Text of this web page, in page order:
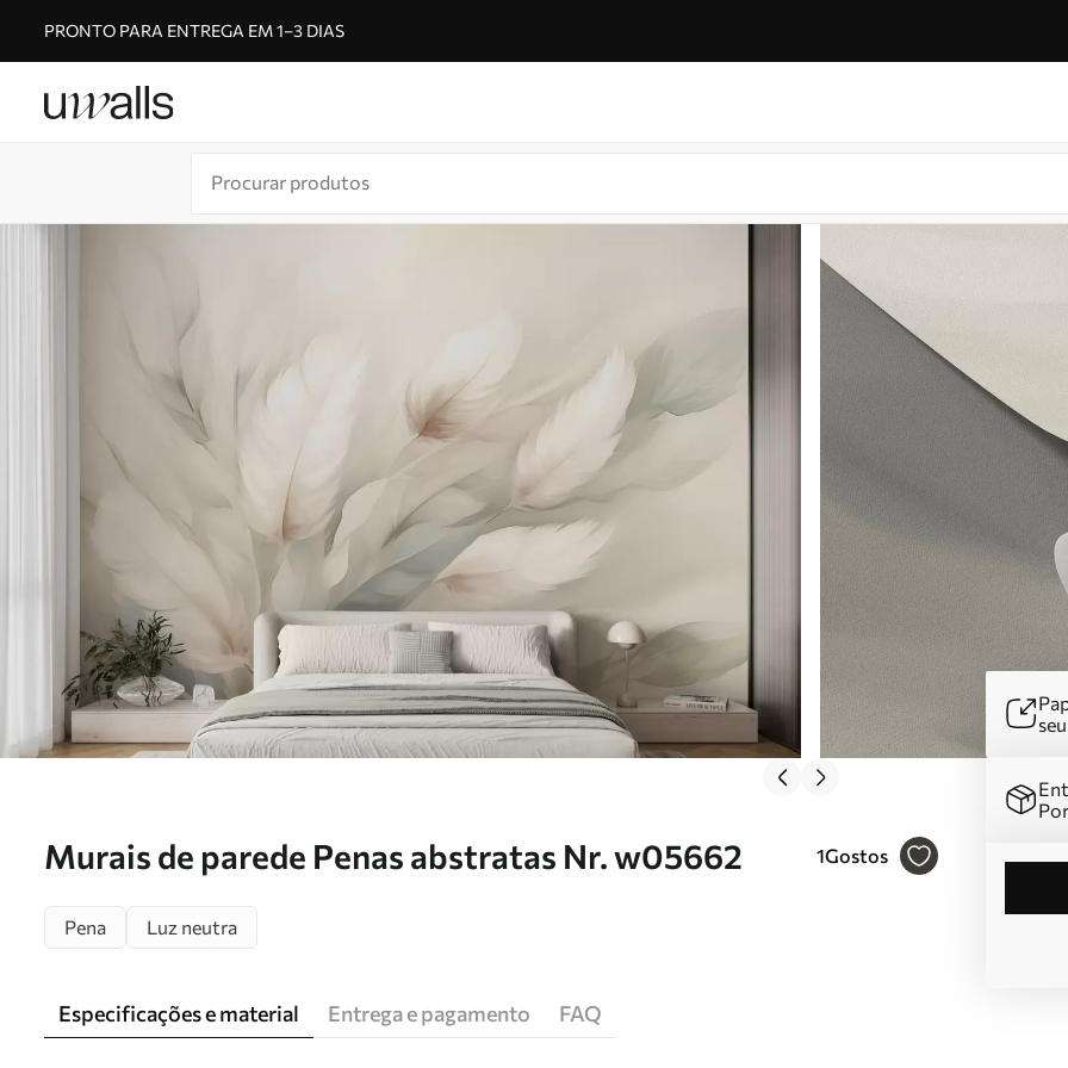
PRONTO PARA ENTREGA EM 1–3 DIAS
Murais de parede Penas abstratas Nr. w05662 1Gostos
Pena Luz neutra
Especificações e material Entrega e pagamento FAQ